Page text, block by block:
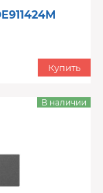
Купить
В наличии